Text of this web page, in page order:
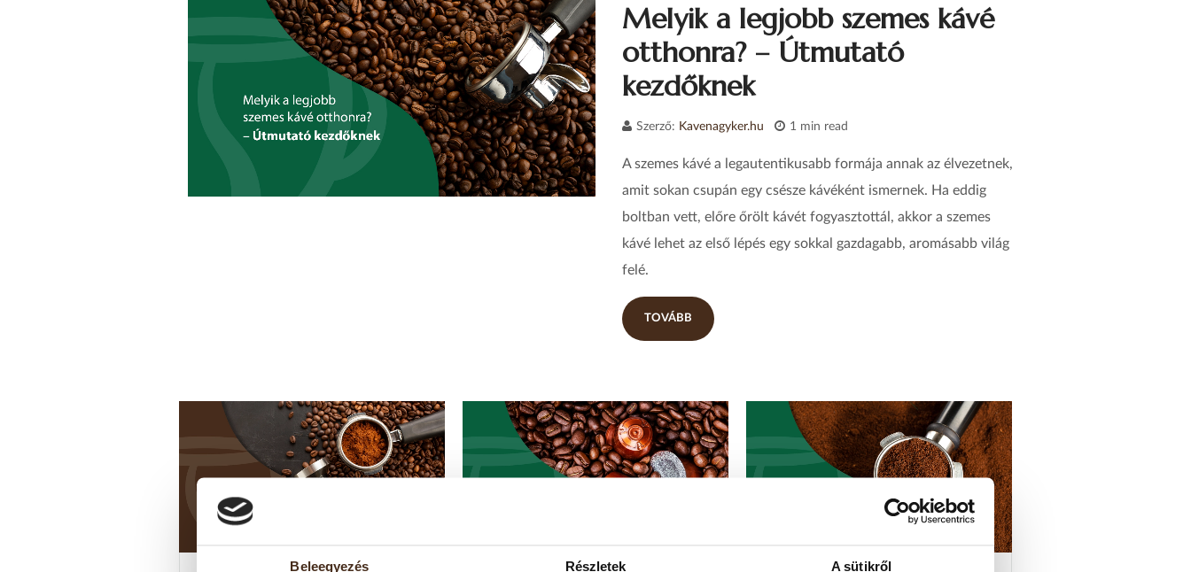
Beleegyezés Részletek A sütikről
Melyik a legjobb szemes kávé
otthonra? – Útmutató
kezdőknek
Szerző: Kavenagyker.hu 1 min read
A szemes kávé a legautentikusabb formája annak az élvezetnek,
amit sokan csupán egy csésze kávéként ismernek. Ha eddig
boltban vett, előre őrölt kávét fogyasztottál, akkor a szemes
kávé lehet az első lépés egy sokkal gazdagabb, aromásabb világ
felé.
TOVÁBB